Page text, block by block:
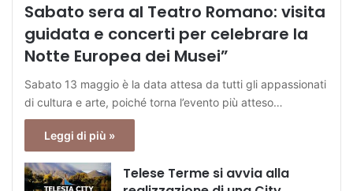
Sabato sera al Teatro Romano: visita
guidata e concerti per celebrare la
Notte Europea dei Musei”
Sabato 13 maggio è la data attesa da tutti gli appassionati
di cultura e arte, poiché torna l’evento più atteso…
Leggi di più »
Telese Terme si avvia alla